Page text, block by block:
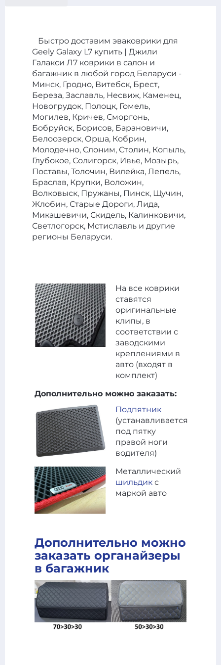
Быстро доставим эваковрики для
Geely Galaxy L7 купить | Джили
Галакси Л7 коврики в салон и
багажник в любой город Беларуси -
Минск, Гродно, Витебск, Брест,
Береза, Заславль, Несвиж, Каменец,
Новогрудок, Полоцк, Гомель,
Могилев, Кричев, Сморгонь,
Бобруйск, Борисов, Барановичи,
Белоозерск, Орша, Кобрин,
Молодечно, Слоним, Столин, Копыль,
Глубокое, Солигорск, Ивье, Мозырь,
Поставы, Толочин, Вилейка, Лепель,
Браслав, Крупки, Воложин,
Волковыск, Пружаны, Пинск, Щучин,
Жлобин, Старые Дороги, Лида,
Микашевичи, Скидель, Калинковичи,
Светлогорск, Мстиславль и другие
регионы Беларуси.
На все коврики
ставятся
оригинальные
клипы, в
соответствии с
заводскими
креплениями в
авто (входят в
комплект)
Дополнительно можно заказать:
Подпятник
(устанавливается
под пятку
правой ноги
водителя)
Металлический
шильдик с
маркой авто
Дополнительно можно
заказать органайзеры
в багажник